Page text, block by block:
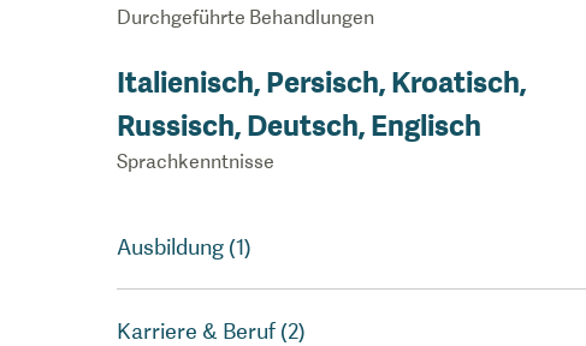
Durchgeführte Behandlungen
Italienisch, Persisch, Kroatisch,
Russisch, Deutsch, Englisch
Sprachkenntnisse
Ausbildung (1)
Karriere & Beruf (2)